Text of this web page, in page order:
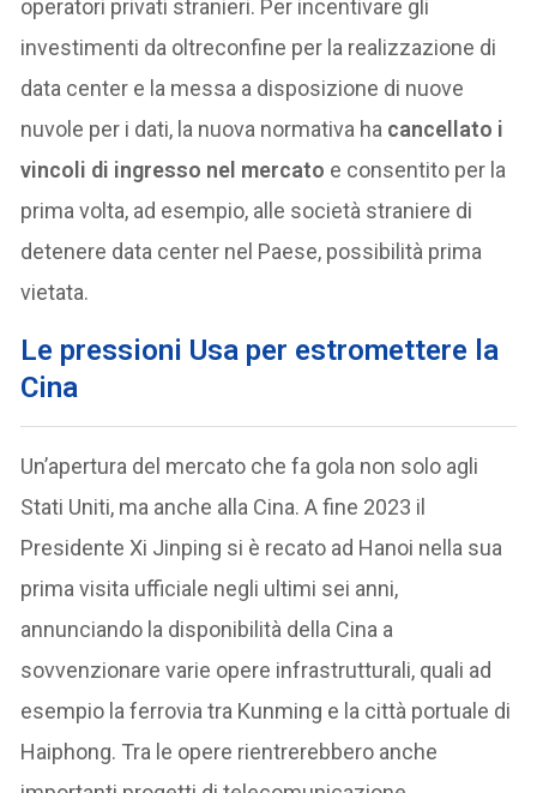
operatori privati stranieri. Per incentivare gli
investimenti da oltreconfine per la realizzazione di
data center e la messa a disposizione di nuove
nuvole per i dati, la nuova normativa ha cancellato i
vincoli di ingresso nel mercato e consentito per la
prima volta, ad esempio, alle società straniere di
detenere data center nel Paese, possibilità prima
vietata.
Le pressioni Usa per estromettere la
Cina
Un’apertura del mercato che fa gola non solo agli
Stati Uniti, ma anche alla Cina. A fine 2023 il
Presidente Xi Jinping si è recato ad Hanoi nella sua
prima visita ufficiale negli ultimi sei anni,
annunciando la disponibilità della Cina a
sovvenzionare varie opere infrastrutturali, quali ad
esempio la ferrovia tra Kunming e la città portuale di
Haiphong. Tra le opere rientrerebbero anche